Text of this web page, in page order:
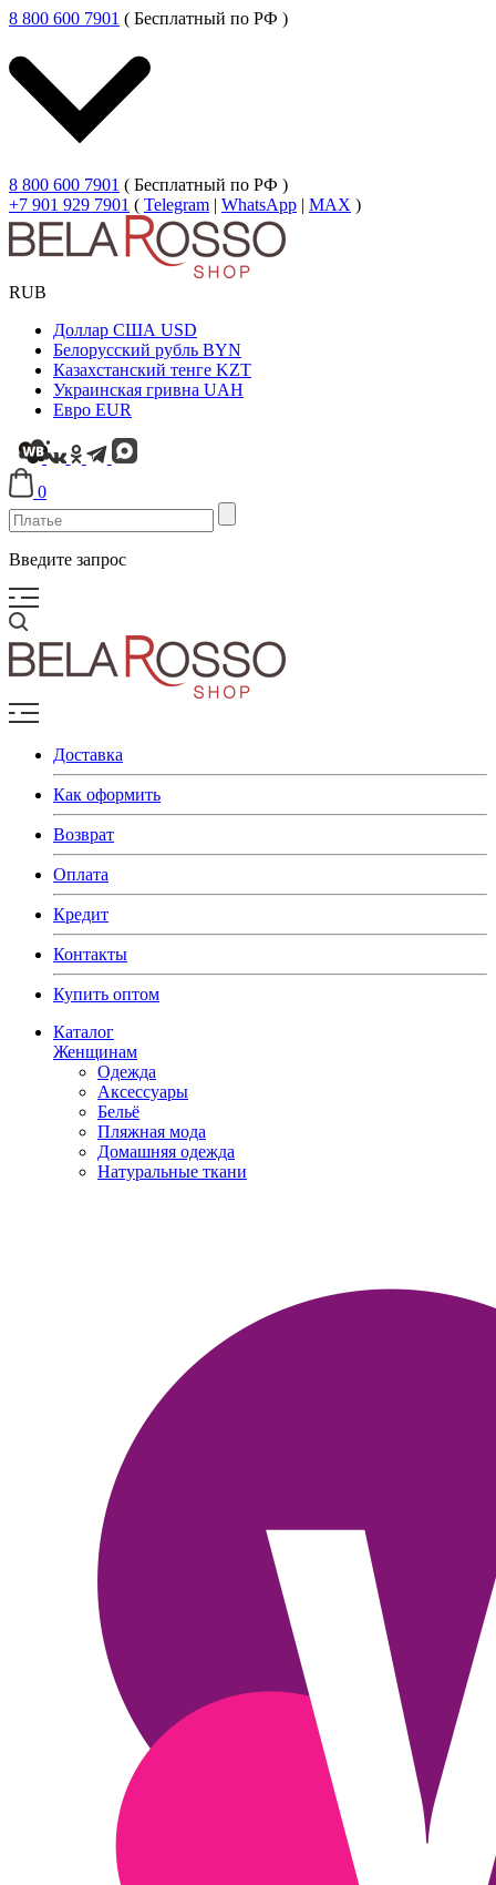
8 800 600 7901 ( Бесплатный по РФ )
8 800 600 7901 ( Бесплатный по РФ )
+7 901 929 7901 ( Telegram | WhatsApp | MAX )
RUB
Доллар США USD
Белорусский рубль BYN
Казахстанский тенге KZT
Украинская гривна UAH
Евро EUR
0
Введите запрос
Доставка
Как оформить
Возврат
Оплата
Кредит
Контакты
Купить оптом
Каталог
Женщинам
Одежда
Аксессуары
Бельё
Пляжная мода
Домашняя одежда
Натуральные ткани